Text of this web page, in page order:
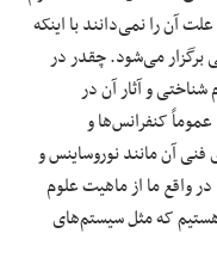
آن را نمی‌دانند با اینکه
برگزار می‌شود. چقدر در
و آثار آن در
کنفرانس‌ها و
فنی آن مانند نوروساینس و
واقع ما از ماهیت علوم
که مثل سیستم‌های